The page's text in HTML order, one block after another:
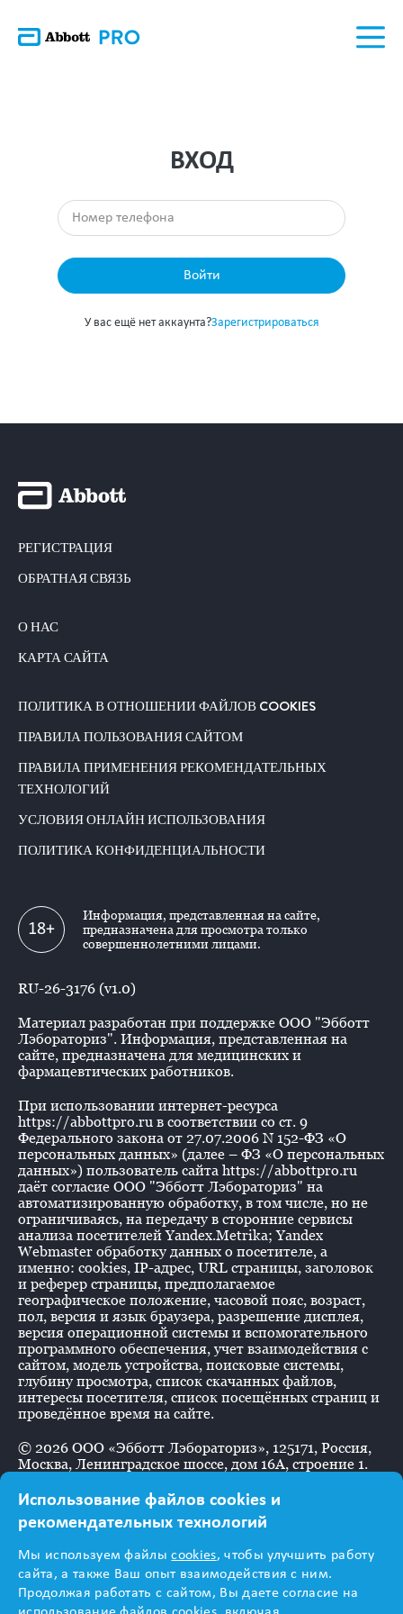
ВХОД
Войти
У вас ещё нет аккаунта?Зарегистрироваться
РЕГИСТРАЦИЯ
ОБРАТНАЯ СВЯЗЬ
О НАС
КАРТА САЙТА
ПОЛИТИКА В ОТНОШЕНИИ ФАЙЛОВ COOKIES
ПРАВИЛА ПОЛЬЗОВАНИЯ САЙТОМ
ПРАВИЛА ПРИМЕНЕНИЯ РЕКОМЕНДАТЕЛЬНЫХ
ТЕХНОЛОГИЙ
УСЛОВИЯ ОНЛАЙН ИСПОЛЬЗОВАНИЯ
ПОЛИТИКА КОНФИДЕНЦИАЛЬНОСТИ
18+
Информация, представленная на сайте,
предназначена для просмотра только
совершеннолетними лицами.
RU-26-3176 (v1.0)
Материал разработан при поддержке ООО "Эбботт
Лэбораториз". Информация, представленная на
сайте, предназначена для медицинских и
фармацевтических работников.
При использовании интернет-ресурса
https://abbottpro.ru в соответствии со ст. 9
Федерального закона от 27.07.2006 N 152-ФЗ «О
персональных данных» (далее – ФЗ «О персональных
данных») пользователь сайта https://abbottpro.ru
даёт согласие ООО "Эбботт Лэбораториз" на
автоматизированную обработку, в том числе, но не
ограничиваясь, на передачу в сторонние сервисы
анализа посетителей Yandex.Metrika; Yandex
Webmaster обработку данных о посетителе, а
именно: cookies, IP-адрес, URL страницы, заголовок
и реферер страницы, предполагаемое
географическое положение, часовой пояс, возраст,
пол, версия и язык браузера, разрешение дисплея,
версия операционной системы и вспомогательного
программного обеспечения, учет взаимодействия с
сайтом, модель устройства, поисковые системы,
глубину просмотра, список скачанных файлов,
интересы посетителя, список посещённых страниц и
проведённое время на сайте.
© 2026 ООО «Эбботт Лэбораториз», 125171, Россия,
Москва, Ленинградское шоссе, дом 16А, строение 1.
Информация
предназначена для
Использование файлов cookies и
рекомендательных технологий
Мы используем файлыcookies, чтобы улучшить работу
сайта, а также Ваш опыт взаимодействия с ним.
Продолжая работать с сайтом, Вы даете согласие на